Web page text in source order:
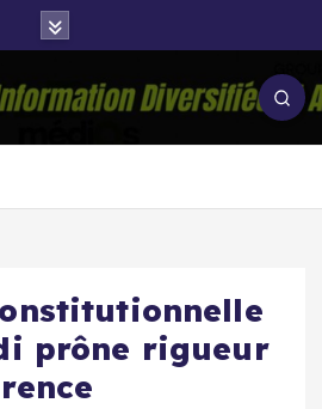
Groupe Aigle
Médias
prône rigueur